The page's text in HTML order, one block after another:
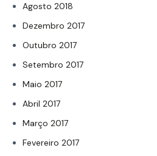
Agosto 2018
Dezembro 2017
Outubro 2017
Setembro 2017
Maio 2017
Abril 2017
Março 2017
Fevereiro 2017